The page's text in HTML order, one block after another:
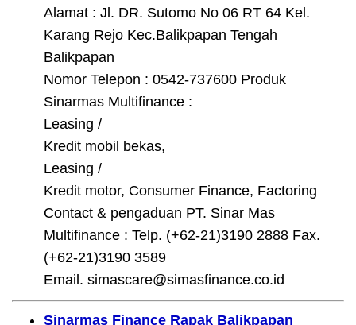
Alamat : Jl. DR. Sutomo No 06 RT 64 Kel.
Karang Rejo Kec.Balikpapan Tengah
Balikpapan
Nomor Telepon : 0542-737600 Produk
Sinarmas Multifinance :
Leasing /
Kredit mobil bekas,
Leasing /
Kredit motor, Consumer Finance, Factoring
Contact & pengaduan PT. Sinar Mas
Multifinance : Telp. (+62-21)3190 2888 Fax.
(+62-21)3190 3589
Email. simascare@simasfinance.co.id
Sinarmas Finance Rapak Balikpapan